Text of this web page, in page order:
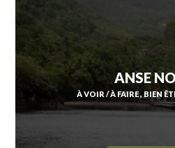
ANSE
À VOIR / À FAIRE BIEN